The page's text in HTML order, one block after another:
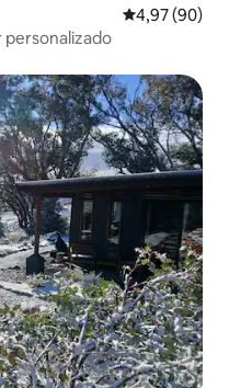
4,97 de uma
4,97 (90)
personalizado
hóspedes